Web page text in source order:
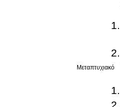
Μεταπτυχιακό